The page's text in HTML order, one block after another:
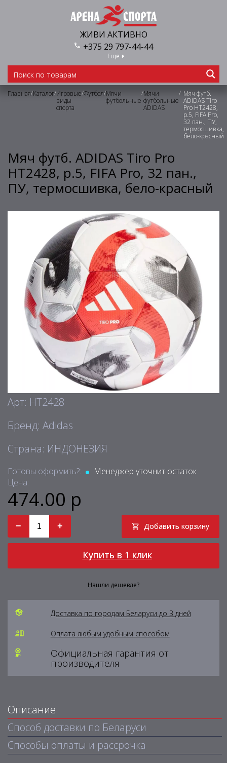
ЖИВИ АКТИВНО
+375 29 797-44-44
Еще
Главная/Каталог/Игровые
виды
спорта
/Футбол/Мячи
футбольные
/Мячи
футбольные
ADIDAS
/ Мяч футб.
ADIDAS Tiro
Pro HT2428,
р.5, FIFA Pro,
32 пан., ПУ,
термосшивка,
бело-красный
Мяч футб. ADIDAS Tiro Pro
HT2428, р.5, FIFA Pro, 32 пан.,
ПУ, термосшивка, бело-красный
Арт: HT2428
Бренд: Adidas
Страна: ИНДОНЕЗИЯ
Готовы оформить?:
Менеджер уточнит остаток
Цена:
474.00 р
− + Добавить корзину
Купить в 1 клик
Нашли дешевле?
Доставка по городам Беларуси до 3 дней
Оплата любым удобным способом
Официальная гарантия от
производителя
Описание
Способ доставки по Беларуси
Способы оплаты и рассрочка